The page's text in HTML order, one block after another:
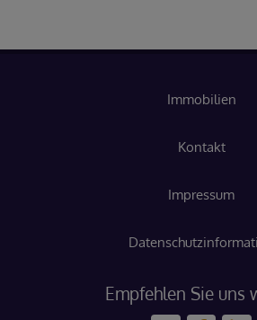
Immobilien
Kontakt
Impressum
Empfehlen Sie uns